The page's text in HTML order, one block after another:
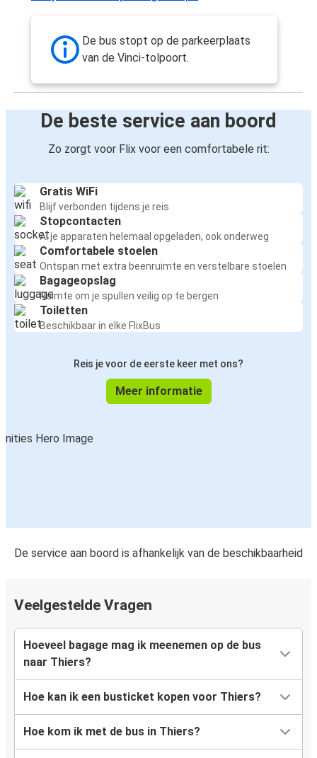
De bus stopt op de parkeerplaats
van de Vinci-tolpoort.
De beste service aan boord
Zo zorgt voor Flix voor een comfortabele rit:
Gratis WiFi
Blijf verbonden tijdens je reis
Stopcontacten
Al je apparaten helemaal opgeladen, ook onderweg
Comfortabele stoelen
Ontspan met extra beenruimte en verstelbare stoelen
Bagageopslag
Ruimte om je spullen veilig op te bergen
Toiletten
Beschikbaar in elke FlixBus
Reis je voor de eerste keer met ons?
Meer informatie
De service aan boord is afhankelijk van de beschikbaarheid
Veelgestelde Vragen
Hoeveel bagage mag ik meenemen op de bus
naar Thiers?
Hoe kan ik een busticket kopen voor Thiers?
Hoe kom ik met de bus in Thiers?